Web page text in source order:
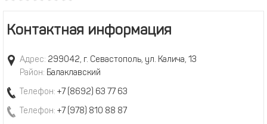
Контактная информация
Адрес: 299042, г. Севастополь, ул. Калича, 13
Район: Балаклавский
Телефон: +7 (8692) 63 77 63
Телефон: +7 (978) 810 88 87